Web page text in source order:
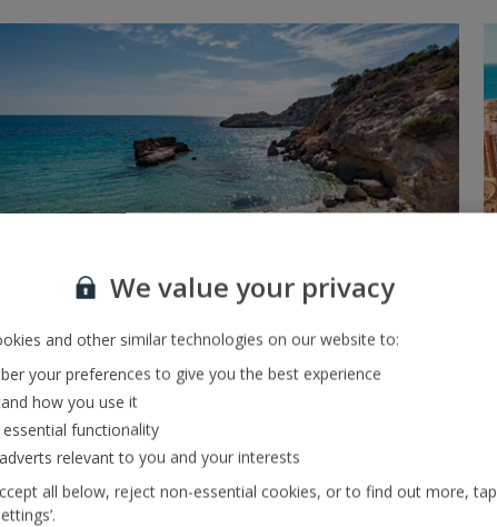
Trafford Centre
Une envie irrésistible de faire les boutiques ? Voilà ce qu'il
vous faut. Cet immense complexe commercial a été
inauguré en 1998 dans le Grand Manchester. Lieu phare
du pays, vous y trouverez des marques de luxe, des
boutiques et de nombreux restaurants pendant votre
visite.
We value your privacy
and other similar technologies on our website to:
your preferences to give you the best experience
how you use it
essential functionality
relevant to you and your interests
all below, reject non-essential cookies, or to find out more, tap